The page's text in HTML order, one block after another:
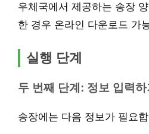
우체국에서 제공하는 송장
한 경우 온라인 다운로드 가
실행 단계
두 번째 단계: 정보 입력하
송장에는 다음 정보가 필요